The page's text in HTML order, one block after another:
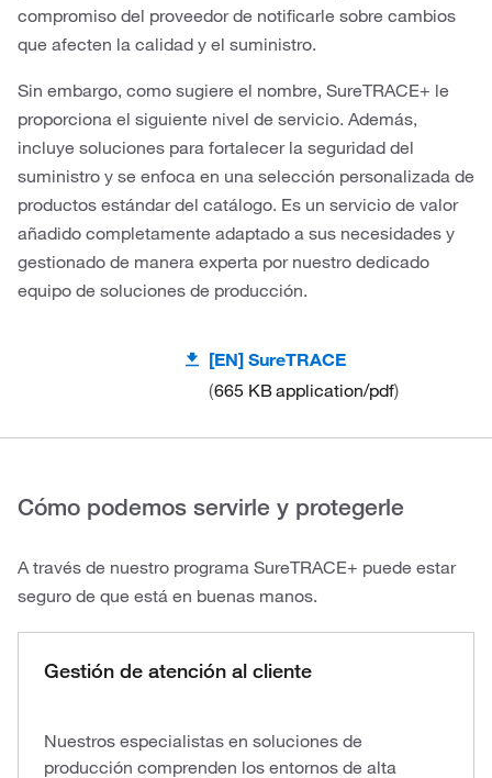
compromiso del proveedor de notificarle sobre cambios
que afecten la calidad y el suministro.
Sin embargo, como sugiere el nombre, SureTRACE+ le
proporciona el siguiente nivel de servicio. Además,
incluye soluciones para fortalecer la seguridad del
suministro y se enfoca en una selección personalizada de
productos estándar del catálogo. Es un servicio de valor
añadido completamente adaptado a sus necesidades y
gestionado de manera experta por nuestro dedicado
equipo de soluciones de producción.
[EN] SureTRACE
665 KBapplication/pdf
Cómo podemos servirle y protegerle
A través de nuestro programa SureTRACE+ puede estar
seguro de que está en buenas manos.
Gestión de atención al cliente
Nuestros especialistas en soluciones de
producción comprenden los entornos de alta